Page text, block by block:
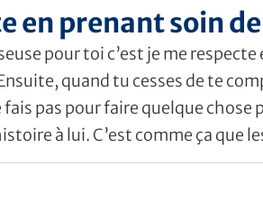
en prenant soin
pour toi c’est je me
quand tu cesses de te
pas pour faire quelque
à lui. C’est comme ça que